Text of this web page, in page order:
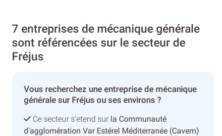
7 entreprises de mécanique générale
sont référencées sur le secteur de
Fréjus
Vous recherchez une entreprise de mécanique
générale sur Fréjus ou ses environs ?
Ce secteur s’etend sur la Communauté
d'agglomération Var Estérel Méditerranée (Cavem)